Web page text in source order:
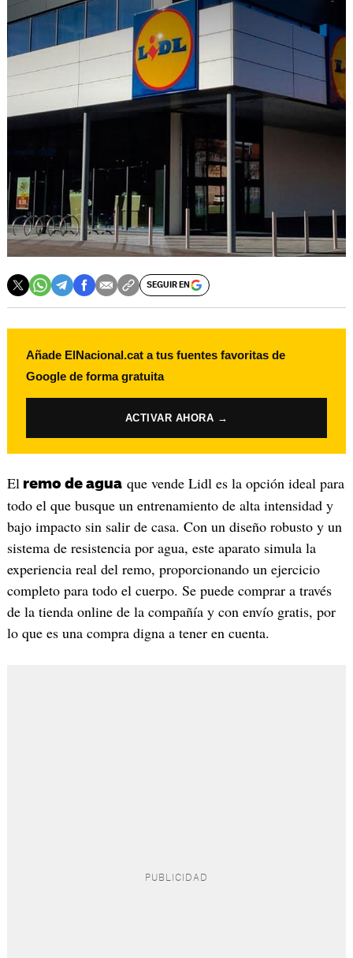
SEGUIR EN
Añade ElNacional.cat a tus fuentes favoritas de
Google de forma gratuita
ACTIVAR AHORA →
El remo de aguaque vende Lidl es la opción ideal para
todo el que busque un entrenamiento de alta intensidad y
bajo impacto sin salir de casa. Con un diseño robusto y un
sistema de resistencia por agua, este aparato simula la
experiencia real del remo, proporcionando un ejercicio
completo para todo el cuerpo. Se puede comprar a través
de la tienda online de la compañía y con envío gratis, por
lo que es una compra digna a tener en cuenta.